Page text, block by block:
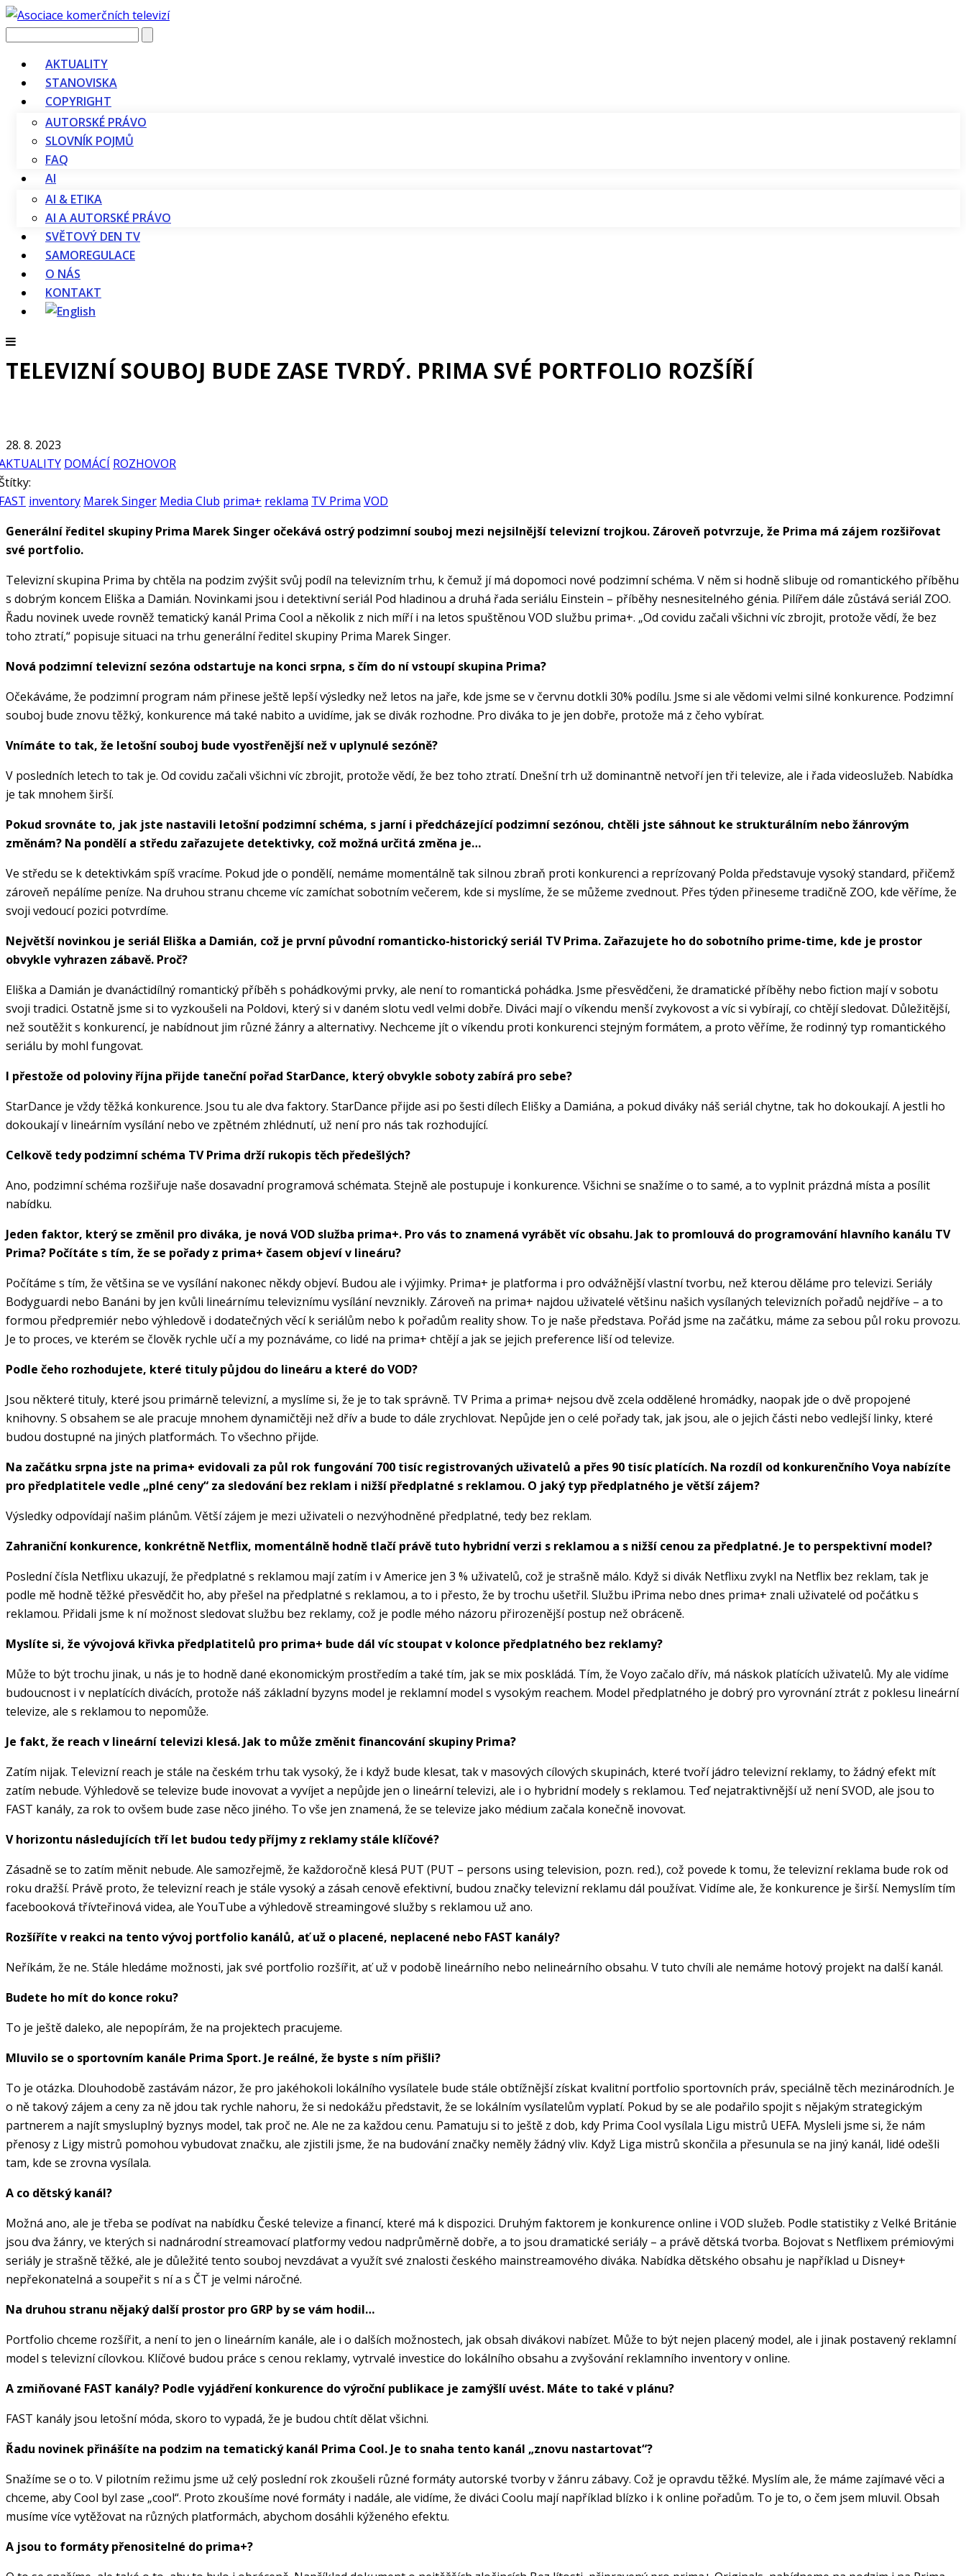
Vyhledávání
AKTUALITY
STANOVISKA
COPYRIGHT
AUTORSKÉ PRÁVO
SLOVNÍK POJMŮ
FAQ
AI
AI & ETIKA
AI A AUTORSKÉ PRÁVO
SVĚTOVÝ DEN TV
SAMOREGULACE
O NÁS
KONTAKT
TELEVIZNÍ SOUBOJ BUDE ZASE TVRDÝ. PRIMA SVÉ PORTFOLIO ROZŠÍŘÍ
28. 8. 2023
DOMÁCÍ ROZHOVOR
inventory Marek Singer Media Club prima+ reklama TV Prima VOD
Generální ředitel skupiny Prima Marek Singer očekává ostrý podzimní souboj mezi nejsilnější televizní trojkou. Zároveň potvrzuje, že Prima má zájem rozšiřovat
své portfolio.
Televizní skupina Prima by chtěla na podzim zvýšit svůj podíl na televizním trhu, k čemuž jí má dopomoci nové podzimní schéma. V něm si hodně slibuje od romantického příběhu
s dobrým koncem Eliška a Damián. Novinkami jsou i detektivní seriál Pod hladinou a druhá řada seriálu Einstein – příběhy nesnesitelného génia. Pilířem dále zůstává seriál ZOO.
Řadu novinek uvede rovněž tematický kanál Prima Cool a několik z nich míří i na letos spuštěnou VOD službu prima+. „Od covidu začali všichni víc zbrojit, protože vědí, že bez
toho ztratí,“ popisuje situaci na trhu generální ředitel skupiny Prima Marek Singer.
Nová podzimní televizní sezóna odstartuje na konci srpna, s čím do ní vstoupí skupina Prima?
Očekáváme, že podzimní program nám přinese ještě lepší výsledky než letos na jaře, kde jsme se v červnu dotkli 30% podílu. Jsme si ale vědomi velmi silné konkurence. Podzimní
souboj bude znovu těžký, konkurence má také nabito a uvidíme, jak se divák rozhodne. Pro diváka to je jen dobře, protože má z čeho vybírat.
Vnímáte to tak, že letošní souboj bude vyostřenější než v uplynulé sezóně?
V posledních letech to tak je. Od covidu začali všichni víc zbrojit, protože vědí, že bez toho ztratí. Dnešní trh už dominantně netvoří jen tři televize, ale i řada videoslužeb. Nabídka
je tak mnohem širší.
Pokud srovnáte to, jak jste nastavili letošní podzimní schéma, s jarní i předcházející podzimní sezónou, chtěli jste sáhnout ke strukturálním nebo žánrovým
změnám? Na pondělí a středu zařazujete detektivky, což možná určitá změna je…
Ve středu se k detektivkám spíš vracíme. Pokud jde o pondělí, nemáme momentálně tak silnou zbraň proti konkurenci a reprízovaný Polda představuje vysoký standard, přičemž
zároveň nepálíme peníze. Na druhou stranu chceme víc zamíchat sobotním večerem, kde si myslíme, že se můžeme zvednout. Přes týden přineseme tradičně ZOO, kde věříme, že
svoji vedoucí pozici potvrdíme.
Největší novinkou je seriál Eliška a Damián, což je první původní romanticko-historický seriál TV Prima. Zařazujete ho do sobotního prime-time, kde je prostor
obvykle vyhrazen zábavě. Proč?
Eliška a Damián je dvanáctidílný romantický příběh s pohádkovými prvky, ale není to romantická pohádka. Jsme přesvědčeni, že dramatické příběhy nebo fiction mají v sobotu
svoji tradici. Ostatně jsme si to vyzkoušeli na Poldovi, který si v daném slotu vedl velmi dobře. Diváci mají o víkendu menší zvykovost a víc si vybírají, co chtějí sledovat. Důležitější,
než soutěžit s konkurencí, je nabídnout jim různé žánry a alternativy. Nechceme jít o víkendu proti konkurenci stejným formátem, a proto věříme, že rodinný typ romantického
seriálu by mohl fungovat.
I přestože od poloviny října přijde taneční pořad StarDance, který obvykle soboty zabírá pro sebe?
StarDance je vždy těžká konkurence. Jsou tu ale dva faktory. StarDance přijde asi po šesti dílech Elišky a Damiána, a pokud diváky náš seriál chytne, tak ho dokoukají. A jestli ho
dokoukají v lineárním vysílání nebo ve zpětném zhlédnutí, už není pro nás tak rozhodující.
Celkově tedy podzimní schéma TV Prima drží rukopis těch předešlých?
Ano, podzimní schéma rozšiřuje naše dosavadní programová schémata. Stejně ale postupuje i konkurence. Všichni se snažíme o to samé, a to vyplnit prázdná místa a posílit
nabídku.
Jeden faktor, který se změnil pro diváka, je nová VOD služba prima+. Pro vás to znamená vyrábět víc obsahu. Jak to promlouvá do programování hlavního kanálu TV
Prima? Počítáte s tím, že se pořady z prima+ časem objeví v lineáru?
Počítáme s tím, že většina se ve vysílání nakonec někdy objeví. Budou ale i výjimky. Prima+ je platforma i pro odvážnější vlastní tvorbu, než kterou děláme pro televizi. Seriály
Bodyguardi nebo Banáni by jen kvůli lineárnímu televiznímu vysílání nevznikly. Zároveň na prima+ najdou uživatelé většinu našich vysílaných televizních pořadů nejdříve – a to
formou předpremiér nebo výhledově i dodatečných věcí k seriálům nebo k pořadům reality show. To je naše představa. Pořád jsme na začátku, máme za sebou půl roku provozu.
Je to proces, ve kterém se člověk rychle učí a my poznáváme, co lidé na prima+ chtějí a jak se jejich preference liší od televize.
Podle čeho rozhodujete, které tituly půjdou do lineáru a které do VOD?
Jsou některé tituly, které jsou primárně televizní, a myslíme si, že je to tak správně. TV Prima a prima+ nejsou dvě zcela oddělené hromádky, naopak jde o dvě propojené
knihovny. S obsahem se ale pracuje mnohem dynamičtěji než dřív a bude to dále zrychlovat. Nepůjde jen o celé pořady tak, jak jsou, ale o jejich části nebo vedlejší linky, které
budou dostupné na jiných platformách. To všechno přijde.
Na začátku srpna jste na prima+ evidovali za půl rok fungování 700 tisíc registrovaných uživatelů a přes 90 tisíc platících. Na rozdíl od konkurenčního Voya nabízíte
pro předplatitele vedle „plné ceny“ za sledování bez reklam i nižší předplatné s reklamou. O jaký typ předplatného je větší zájem?
Výsledky odpovídají našim plánům. Větší zájem je mezi uživateli o nezvýhodněné předplatné, tedy bez reklam.
Zahraniční konkurence, konkrétně Netflix, momentálně hodně tlačí právě tuto hybridní verzi s reklamou a s nižší cenou za předplatné. Je to perspektivní model?
Poslední čísla Netflixu ukazují, že předplatné s reklamou mají zatím i v Americe jen 3 % uživatelů, což je strašně málo. Když si divák Netflixu zvykl na Netflix bez reklam, tak je
podle mě hodně těžké přesvědčit ho, aby přešel na předplatné s reklamou, a to i přesto, že by trochu ušetřil. Službu iPrima nebo dnes prima+ znali uživatelé od počátku s
reklamou. Přidali jsme k ní možnost sledovat službu bez reklamy, což je podle mého názoru přirozenější postup než obráceně.
Myslíte si, že vývojová křivka předplatitelů pro prima+ bude dál víc stoupat v kolonce předplatného bez reklamy?
Může to být trochu jinak, u nás je to hodně dané ekonomickým prostředím a také tím, jak se mix poskládá. Tím, že Voyo začalo dřív, má náskok platících uživatelů. My ale vidíme
budoucnost i v neplatících divácích, protože náš základní byzyns model je reklamní model s vysokým reachem. Model předplatného je dobrý pro vyrovnání ztrát z poklesu lineární
televize, ale s reklamou to nepomůže.
Je fakt, že reach v lineární televizi klesá. Jak to může změnit financování skupiny Prima?
Zatím nijak. Televizní reach je stále na českém trhu tak vysoký, že i když bude klesat, tak v masových cílových skupinách, které tvoří jádro televizní reklamy, to žádný efekt mít
zatím nebude. Výhledově se televize bude inovovat a vyvíjet a nepůjde jen o lineární televizi, ale i o hybridní modely s reklamou. Teď nejatraktivnější už není SVOD, ale jsou to
FAST kanály, za rok to ovšem bude zase něco jiného. To vše jen znamená, že se televize jako médium začala konečně inovovat.
V horizontu následujících tří let budou tedy příjmy z reklamy stále klíčové?
Zásadně se to zatím měnit nebude. Ale samozřejmě, že každoročně klesá PUT (PUT – persons using television, pozn. red.), což povede k tomu, že televizní reklama bude rok od
roku dražší. Právě proto, že televizní reach je stále vysoký a zásah cenově efektivní, budou značky televizní reklamu dál používat. Vidíme ale, že konkurence je širší. Nemyslím tím
facebooková třívteřinová videa, ale YouTube a výhledově streamingové služby s reklamou už ano.
Rozšíříte v reakci na tento vývoj portfolio kanálů, ať už o placené, neplacené nebo FAST kanály?
Neříkám, že ne. Stále hledáme možnosti, jak své portfolio rozšířit, ať už v podobě lineárního nebo nelineárního obsahu. V tuto chvíli ale nemáme hotový projekt na další kanál.
Budete ho mít do konce roku?
To je ještě daleko, ale nepopírám, že na projektech pracujeme.
Mluvilo se o sportovním kanále Prima Sport. Je reálné, že byste s ním přišli?
To je otázka. Dlouhodobě zastávám názor, že pro jakéhokoli lokálního vysílatele bude stále obtížnější získat kvalitní portfolio sportovních práv, speciálně těch mezinárodních. Je
o ně takový zájem a ceny za ně jdou tak rychle nahoru, že si nedokážu představit, že se lokálním vysílatelům vyplatí. Pokud by se ale podařilo spojit s nějakým strategickým
partnerem a najít smysluplný byznys model, tak proč ne. Ale ne za každou cenu. Pamatuju si to ještě z dob, kdy Prima Cool vysílala Ligu mistrů UEFA. Mysleli jsme si, že nám
přenosy z Ligy mistrů pomohou vybudovat značku, ale zjistili jsme, že na budování značky neměly žádný vliv. Když Liga mistrů skončila a přesunula se na jiný kanál, lidé odešli
tam, kde se zrovna vysílala.
A co dětský kanál?
Možná ano, ale je třeba se podívat na nabídku České televize a financí, které má k dispozici. Druhým faktorem je konkurence online i VOD služeb. Podle statistiky z Velké Británie
jsou dva žánry, ve kterých si nadnárodní streamovací platformy vedou nadprůměrně dobře, a to jsou dramatické seriály – a právě dětská tvorba. Bojovat s Netflixem prémiovými
seriály je strašně těžké, ale je důležité tento souboj nevzdávat a využít své znalosti českého mainstreamového diváka. Nabídka dětského obsahu je například u Disney+
nepřekonatelná a soupeřit s ní a s ČT je velmi náročné.
Na druhou stranu nějaký další prostor pro GRP by se vám hodil…
Portfolio chceme rozšířit, a není to jen o lineárním kanále, ale i o dalších možnostech, jak obsah divákovi nabízet. Může to být nejen placený model, ale i jinak postavený reklamní
model s televizní cílovkou. Klíčové budou práce s cenou reklamy, vytrvalé investice do lokálního obsahu a zvyšování reklamního inventory v online.
A zmiňované FAST kanály? Podle vyjádření konkurence do výroční publikace je zamýšlí uvést. Máte to také v plánu?
FAST kanály jsou letošní móda, skoro to vypadá, že je budou chtít dělat všichni.
Řadu novinek přinášíte na podzim na tematický kanál Prima Cool. Je to snaha tento kanál „znovu nastartovat“?
Snažíme se o to. V pilotním režimu jsme už celý poslední rok zkoušeli různé formáty autorské tvorby v žánru zábavy. Což je opravdu těžké. Myslím ale, že máme zajímavé věci a
chceme, aby Cool byl zase „cool“. Proto zkoušíme nové formáty i nadále, ale vidíme, že diváci Coolu mají například blízko i k online pořadům. To je to, o čem jsem mluvil. Obsah
musíme více vytěžovat na různých platformách, abychom dosáhli kýženého efektu.
A jsou to formáty přenositelné do prima+?